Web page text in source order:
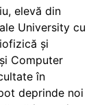
elevă din
University cu
și
Computer
în
deprinde noi